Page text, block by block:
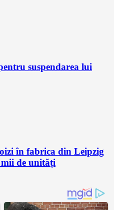
suspendarea lui
în fabrica din Leipzig
mii de unități